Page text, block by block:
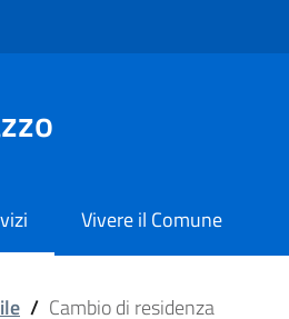
Vivere il Comune
/ Cambio di residenza